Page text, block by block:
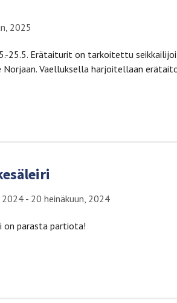
2025
25.5. Erätaiturit on tarkoitettu
Vaelluksella harjoitellaan
2024 - 20 heinäkuun, 2024
on parasta partiota!